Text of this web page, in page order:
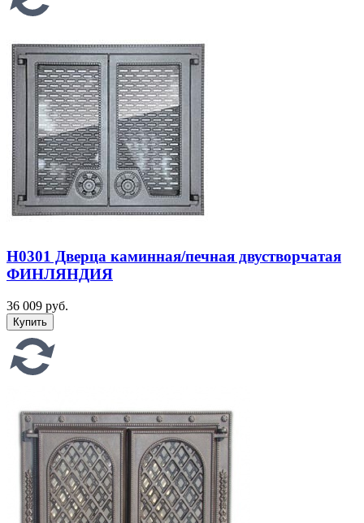
H0301 Дверца каминная/печная двустворчатая
ФИНЛЯНДИЯ
36 009 руб.